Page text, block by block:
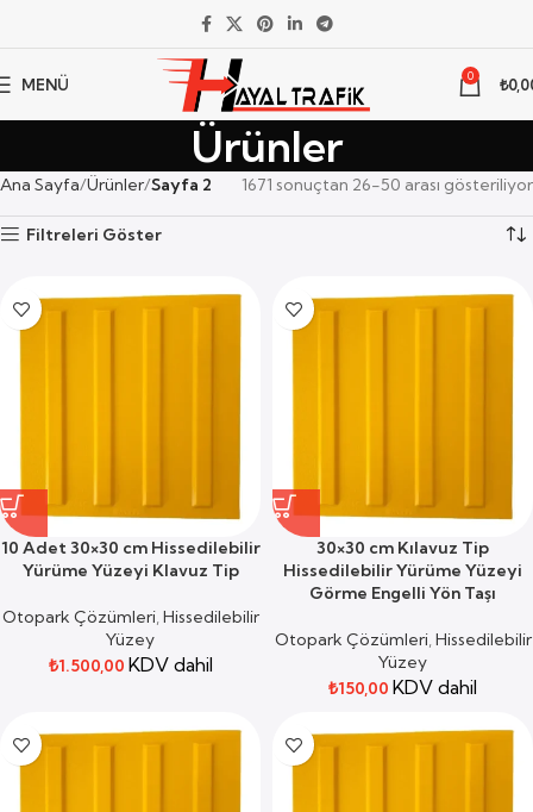
MENÜ 0 ₺
Ürünler
Ana Sayfa Ürünler Sayfa 2 1671 sonuçtan 26-50 arası gösteriliyor
Filtreleri Göster
10 Adet 30×30 cm Hissedilebilir
Yürüme Yüzeyi Klavuz Tip
Otopark Çözümleri,Hissedilebilir
Yüzey
₺1.500,00 KDV dahil
30×30 cm Kılavuz Tip
Hissedilebilir Yürüme Yüzeyi
Görme Engelli Yön Taşı
Otopark Çözümleri,Hissedilebilir
Yüzey
₺150,00 KDV dahil